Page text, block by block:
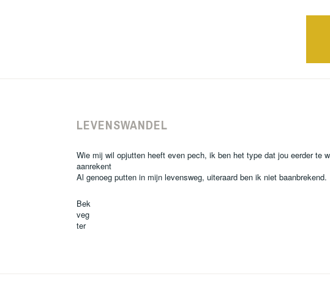
LEVENSWANDEL
Wie mij wil opjutten heeft even pech, ik ben het type dat jou eerder te
aanrekent
Al genoeg putten in mijn levensweg, uiteraard ben ik niet baanbrekend.
Bek
veg
ter